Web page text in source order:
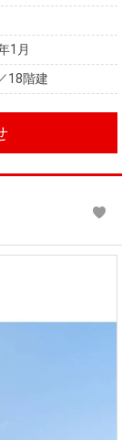
1月
18階建